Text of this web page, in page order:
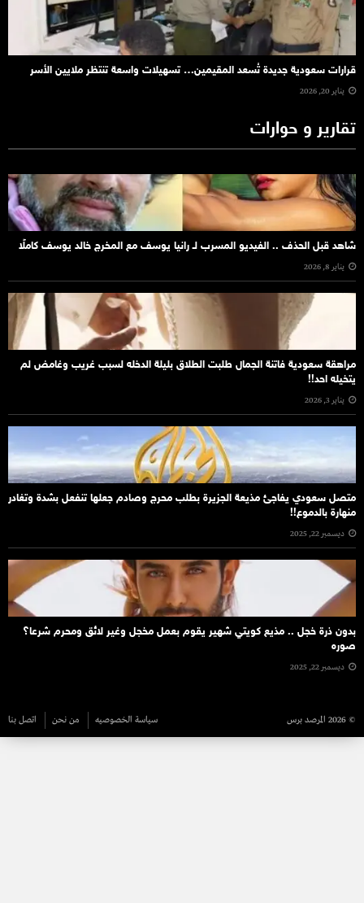
قرارات سعودية جديدة تُسعد المقيمين… تسهيلات واسعة تنتظر ملايين الأسر
يناير 20, 2026
تقارير و حوارات
شاهد قبل الحذف .. الفيديو المسرب لـ رانيا يوسف مع المخرج خالد يوسف كاملًا
يناير 8, 2026
مراهقة سعودية فاتنة الجمال طلبت الطلاق بليلة الدخله لسبب غريب وغامض لم
يتخيله احد!!
يناير 3, 2026
متصل سعودي يفاجئ مذيعة الجزيرة بطلب محرج وصادم جعلها تنفعل بشدة وتغادر
منهارة بالدموع!!
ديسمبر 22, 2025
بدون ذرة خجل .. مذيع كويتي شهير يقوم بعمل مخجل وغير لائق ومحرم شرعا؟
صوره
ديسمبر 22, 2025
© 2026 المرصد برس سياسة الخصوصيه من نحن اتصل بنا